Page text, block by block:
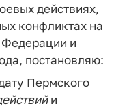
действиях,
конфликтах на
Федерации и
постановляю:
Пермского
и